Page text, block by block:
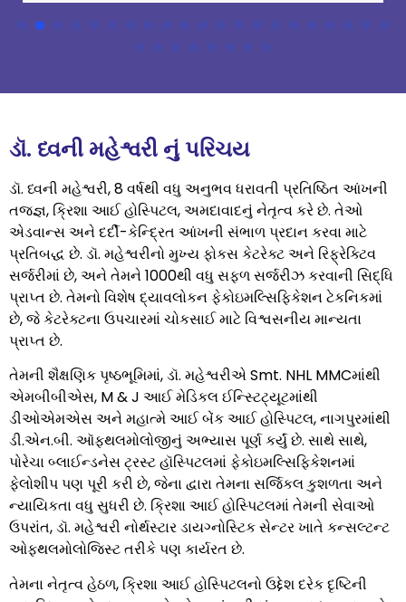
ડૉ. ધ્વની મહેશ્વરી નું પરિચય
ડૉ. ધ્વની મહેશ્વરી, 8 વર્ષથી વધુ અનુભવ ધરાવતી પ્રતિષ્ઠિત આંખની
તજજ્ઞ, ક્રિશા આઈ હોસ્પિટલ, અમદાવાદનું નેતૃત્વ કરે છે. તેઓ
એડવાન્સ અને દર્દી-કેન્દ્રિત આંખની સંભાળ પ્રદાન કરવા માટે
પ્રતિબદ્ધ છે. ડૉ. મહેશ્વરીનો મુખ્ય ફોકસ કેટરેક્ટ અને રિફ્રેક્ટિવ
સર્જરીમાં છે, અને તેમને 1000થી વધુ સફળ સર્જરીઝ કરવાની સિદ્ધિ
પ્રાપ્ત છે. તેમનો વિશેષ દ્યાવલોકન ફેકોઇમલ્સિફિકેશન ટેકનિકમાં
છે, જે કેટરેક્ટના ઉપચારમાં ચોકસાઈ માટે વિશ્વસનીય માન્યતા
પ્રાપ્ત છે.
તેમની શૈક્ષણિક પૃષ્ઠભૂમિમાં, ડૉ. મહેશ્વરીએ Smt. NHL MMCમાંથી
એમબીબીએસ, M & J આઈ મેડિકલ ઈન્સ્ટિટ્યૂટમાંથી
ડીઓએમએસ અને મહાત્મે આઈ બેંક આઈ હોસ્પિટલ, નાગપુરમાંથી
ડી.એન.બી. ઑફ્થલમોલોજીનું અભ્યાસ પૂર્ણ કર્યું છે. સાથે સાથે,
પોરેચા બ્લાઈન્ડનેસ ટ્રસ્ટ હૉસ્પિટલમાં ફેકોઇમલ્સિફિકેશનમાં
ફેલોશીપ પણ પૂરી કરી છે, જેના દ્વારા તેમના સર્જિકલ કુશળતા અને
ન્યાયિકતા વધુ સુધરી છે. ક્રિશા આઈ હોસ્પિટલમાં તેમની સેવાઓ
ઉપરાંત, ડૉ. મહેશ્વરી નોર્થસ્ટાર ડાયગ્નોસ્ટિક સેન્ટર ખાતે કન્સલ્ટન્ટ
ઓફ્થલમોલોજિસ્ટ તરીકે પણ કાર્યરત છે.
તેમના નેતૃત્વ હેઠળ, ક્રિશા આઈ હોસ્પિટલનો ઉદ્દેશ દરેક દૃષ્ટિની